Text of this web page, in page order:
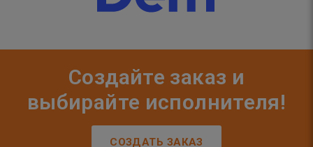
Создайте заказ и
выбирайте исполнителя!
СОЗДАТЬ ЗАКАЗ